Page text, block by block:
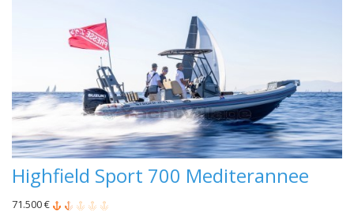
Highfield Sport 700 Mediterannee
71.500 €